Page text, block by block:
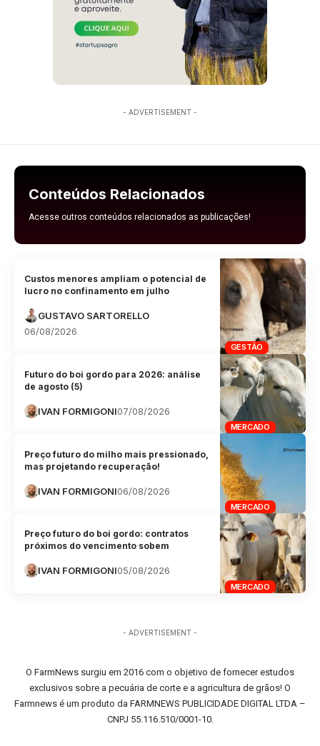
- ADVERTISEMENT -
Conteúdos Relacionados
Acesse outros conteúdos relacionados as publicações!
GESTÃO
Custos menores ampliam o potencial de
lucro no confinamento em julho
GUSTAVO SARTORELLO
06/08/2026
MERCADO
Futuro do boi gordo para 2026: análise
de agosto (5)
IVAN FORMIGONI07/08/2026
MERCADO
Preço futuro do milho mais pressionado,
mas projetando recuperação!
IVAN FORMIGONI06/08/2026
MERCADO
Preço futuro do boi gordo: contratos
próximos do vencimento sobem
IVAN FORMIGONI05/08/2026
- ADVERTISEMENT -
O FarmNews surgiu em 2016 com o objetivo de fornecer estudos
exclusivos sobre a pecuária de corte e a agricultura de grãos! O
Farmnews é um produto da FARMNEWS PUBLICIDADE DIGITAL LTDA –
CNPJ 55.116.510/0001-10.